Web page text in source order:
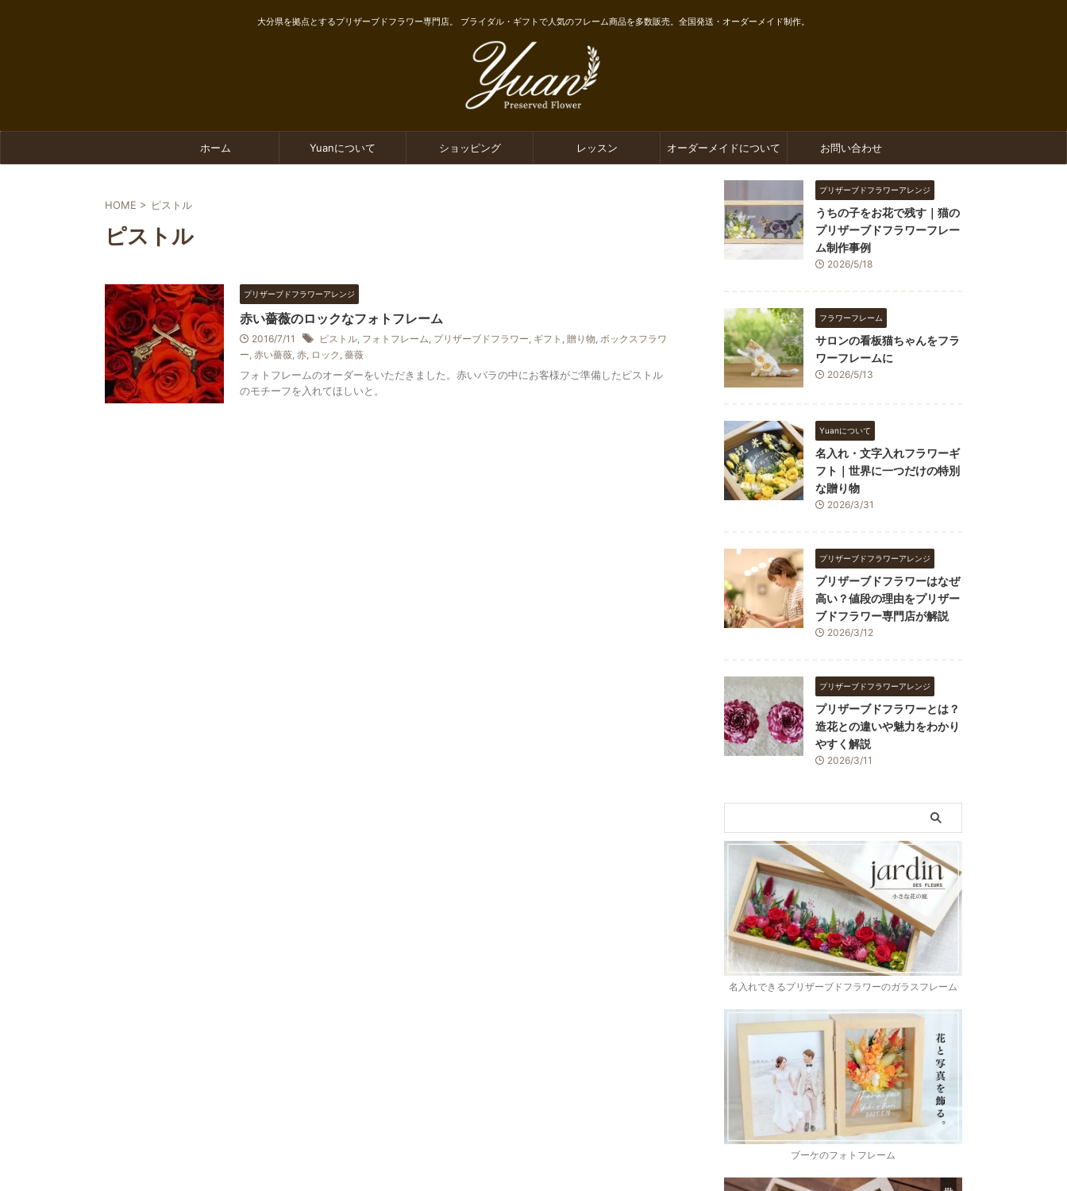
大分県を拠点とするプリザーブドフラワー専門店。 ブライダル・ギフトで人気のフレーム商品を多数販売。全国発送・オーダーメイド制作。
ホーム Yuanについて ショッピング レッスン オーダーメイドについて お問い合わせ
HOME > ピストル
ピストル
プリザーブドフラワーアレンジ
赤い薔薇のロックなフォトフレーム
2016/7/11 ピストル フォトフレーム プリザーブドフラワー ギフト 贈り物 ボックスフラワ
ー 赤い薔薇 赤 ロック 薔薇
フォトフレームのオーダーをいただきました。赤いバラの中にお客様がご準備したピストル
のモチーフを入れてほしいと。
プリザーブドフラワーアレンジ
うちの子をお花で残す｜猫の
プリザーブドフラワーフレー
ム制作事例
2026/5/18
フラワーフレーム
サロンの看板猫ちゃんをフラ
ワーフレームに
2026/5/13
Yuanについて
名入れ・文字入れフラワーギ
フト｜世界に一つだけの特別
な贈り物
2026/3/31
プリザーブドフラワーアレンジ
プリザーブドフラワーはなぜ
高い？値段の理由をプリザー
ブドフラワー専門店が解説
2026/3/12
プリザーブドフラワーアレンジ
プリザーブドフラワーとは？
造花との違いや魅力をわかり
やすく解説
2026/3/11
名入れできるプリザーブドフラワーのガラスフレーム
ブーケのフォトフレーム